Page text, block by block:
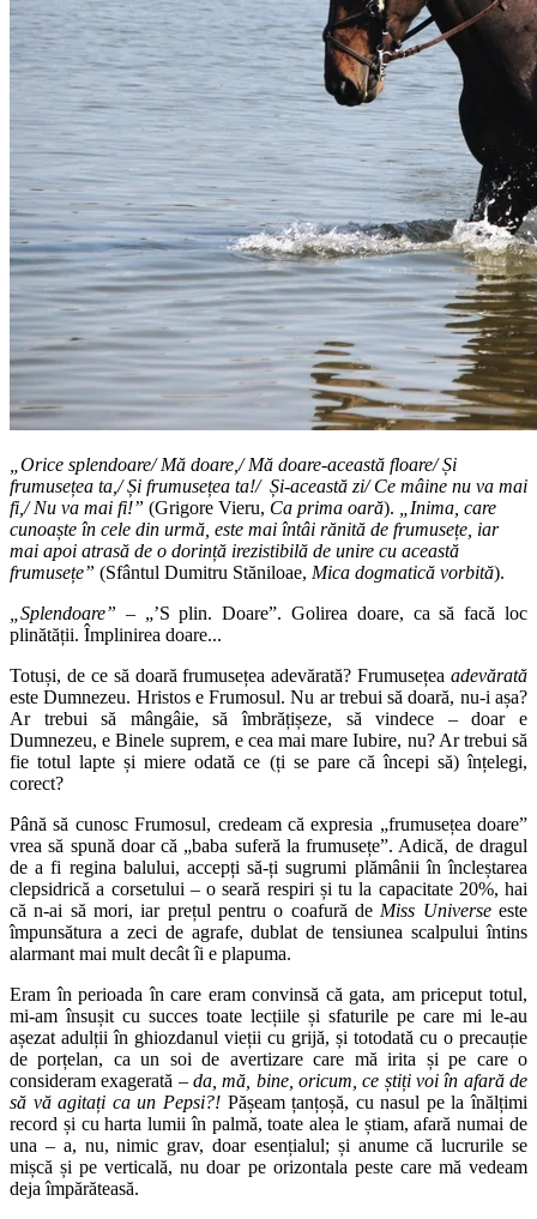
„Orice splendoare/ Mă doare,/ Mă doare-această floare/ Și
frumusețea ta,/ Și frumusețea ta!/ Și-această zi/ Ce mâine nu va mai
fi,/ Nu va mai fi!” (Grigore Vieru, Ca prima oară). „Inima, care
cunoaște în cele din urmă, este mai întâi rănită de frumusețe, iar
mai apoi atrasă de o dorință irezistibilă de unire cu această
frumusețe” (Sfântul Dumitru Stăniloae, Mica dogmatică vorbită).
„Splendoare” – „’S plin. Doare”. Golirea doare, ca să facă loc
plinătății. Împlinirea doare...
Totuși, de ce să doară frumusețea adevărată? Frumusețea adevărată
este Dumnezeu. Hristos e Frumosul. Nu ar trebui să doară, nu-i așa?
Ar trebui să mângâie, să îmbrățișeze, să vindece – doar e
Dumnezeu, e Binele suprem, e cea mai mare Iubire, nu? Ar trebui să
fie totul lapte și miere odată ce (ți se pare că începi să) înțelegi,
corect?
Până să cunosc Frumosul, credeam că expresia „frumusețea doare”
vrea să spună doar că „baba suferă la frumusețe”. Adică, de dragul
de a fi regina balului, accepți să-ți sugrumi plămânii în încleștarea
clepsidrică a corsetului – o seară respiri și tu la capacitate 20%, hai
că n-ai să mori, iar prețul pentru o coafură deMiss Universeeste
împunsătura a zeci de agrafe, dublat de tensiunea scalpului întins
alarmant mai mult decât îi e plapuma.
Eram în perioada în care eram convinsă că gata, am priceput totul,
mi-am însușit cu succes toate lecțiile și sfaturile pe care mi le-au
așezat adulții în ghiozdanul vieții cu grijă, și totodată cu o precauție
de porțelan, ca un soi de avertizare care mă irita și pe care o
consideram exagerată – da, mă, bine, oricum, ce știți voi în afară de
să vă agitați ca un Pepsi?! Pășeam țanțoșă, cu nasul pe la înălțimi
record și cu harta lumii în palmă, toate alea le știam, afară numai de
una – a, nu, nimic grav, doar esențialul; și anume că lucrurile se
mișcă și pe verticală, nu doar pe orizontala peste care mă vedeam
deja împărăteasă.